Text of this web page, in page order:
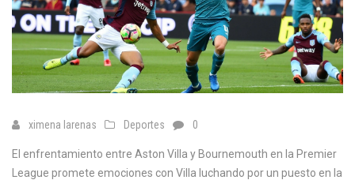
ximena larenas Deportes 0
El enfrentamiento entre Aston Villa y Bournemouth en la Premier
League promete emociones con Villa luchando por un puesto en la